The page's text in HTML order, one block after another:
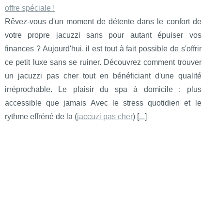
offre spéciale !
Rêvez-vous d'un moment de détente dans le confort de
votre propre jacuzzi sans pour autant épuiser vos
finances ? Aujourd'hui, il est tout à fait possible de s'offrir
ce petit luxe sans se ruiner. Découvrez comment trouver
un jacuzzi pas cher tout en bénéficiant d'une qualité
irréprochable. Le plaisir du spa à domicile : plus
accessible que jamais Avec le stress quotidien et le
rythme effréné de la (jaccuzi pas cher) [...]